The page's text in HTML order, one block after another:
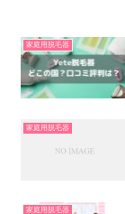
家庭用脱毛器
家庭用脱毛器
家庭用脱毛器